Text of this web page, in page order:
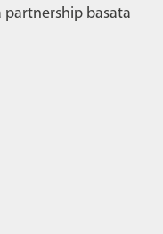
partnership basata